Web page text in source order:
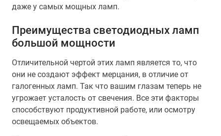
даже у самых мощных ламп.
Преимущества светодиодных ламп
большой мощности
Отличительной чертой этих ламп является то, что
они не создают эффект мерцания, в отличие от
галогенных ламп. Так что вашим глазам теперь не
угрожает усталость от свечения. Все эти факторы
способствуют продуктивной работе, или осмотру
освещаемых объектов.